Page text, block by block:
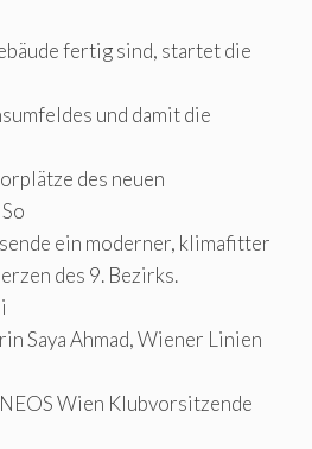
fertig sind, startet die
und damit die
des neuen
ein moderner, klimafitter
des 9. Bezirks.
Saya Ahmad, Wiener Linien
Wien Klubvorsitzende